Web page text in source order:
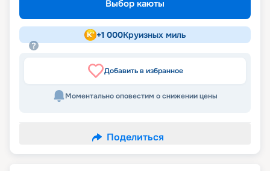
Выбор каюты
+1 000Круизных миль
Добавить в избранное
Моментально оповестим о снижении цены
Поделиться